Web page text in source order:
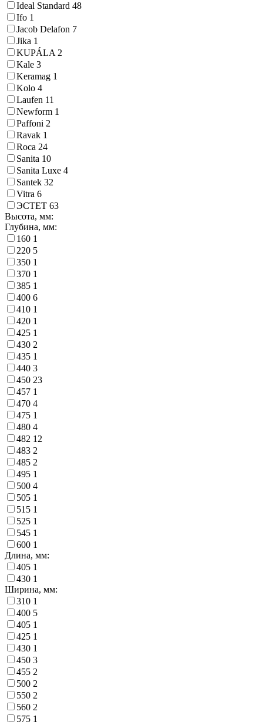
Ideal Standard 48
Ifo 1
Jacob Delafon 7
Jika 1
KUPÁLA 2
Kale 3
Keramag 1
Kolo 4
Laufen 11
Newform 1
Paffoni 2
Ravak 1
Roca 24
Sanita 10
Sanita Luxe 4
Santek 32
Vitra 6
ЭСТЕТ 63
Высота, мм:
Глубина, мм:
160 1
220 5
350 1
370 1
385 1
400 6
410 1
420 1
425 1
430 2
435 1
440 3
450 23
457 1
470 4
475 1
480 4
482 12
483 2
485 2
495 1
500 4
505 1
515 1
525 1
545 1
600 1
Длина, мм:
405 1
430 1
Ширина, мм:
310 1
400 5
405 1
425 1
430 1
450 3
455 2
500 2
550 2
560 2
575 1